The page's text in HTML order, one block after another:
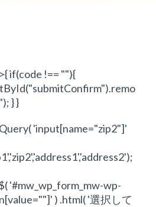
if(code !== ""){
} }
'input[name="zip2"]'
'#mw_wp_form_mw-wp-
) .html( '選択して